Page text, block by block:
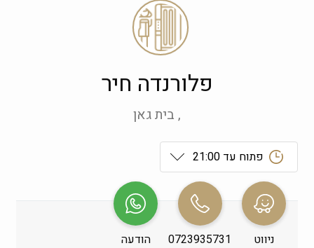
פלורנדה חיר
, בית גאן
פתוח עד 21:00
ראשון
שני
09:00-21:00
ניווט 0723935731 הודעה